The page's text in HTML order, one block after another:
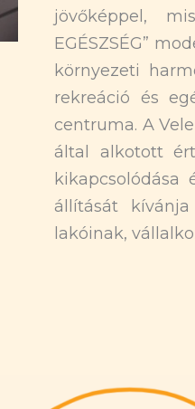
jövőképpel,
EGÉSZSÉG”
környezeti
rekreáció és
centruma. A
által alkotott
kikapcsolódása
állítását
lakóinak,